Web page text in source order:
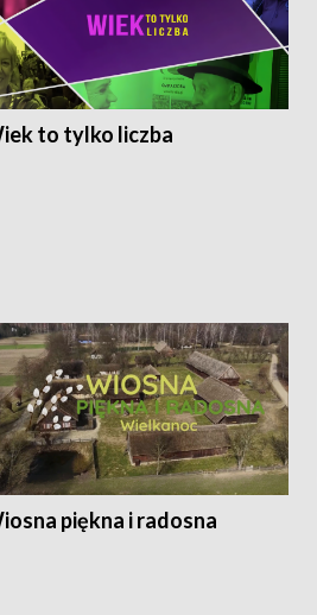
to tylko liczba
piękna i radosna